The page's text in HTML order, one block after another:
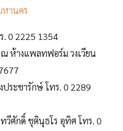
หานคร
. 0 2225 1354
ห้างแพลทฟอร์ม วงเวียน
ประชารักษ์ โทร. 0 2289
วีศักดิ์ ชุตินุธโร อุทิศ โทร. 0